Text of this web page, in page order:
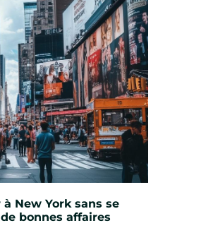
New York sans se
bonnes affaires